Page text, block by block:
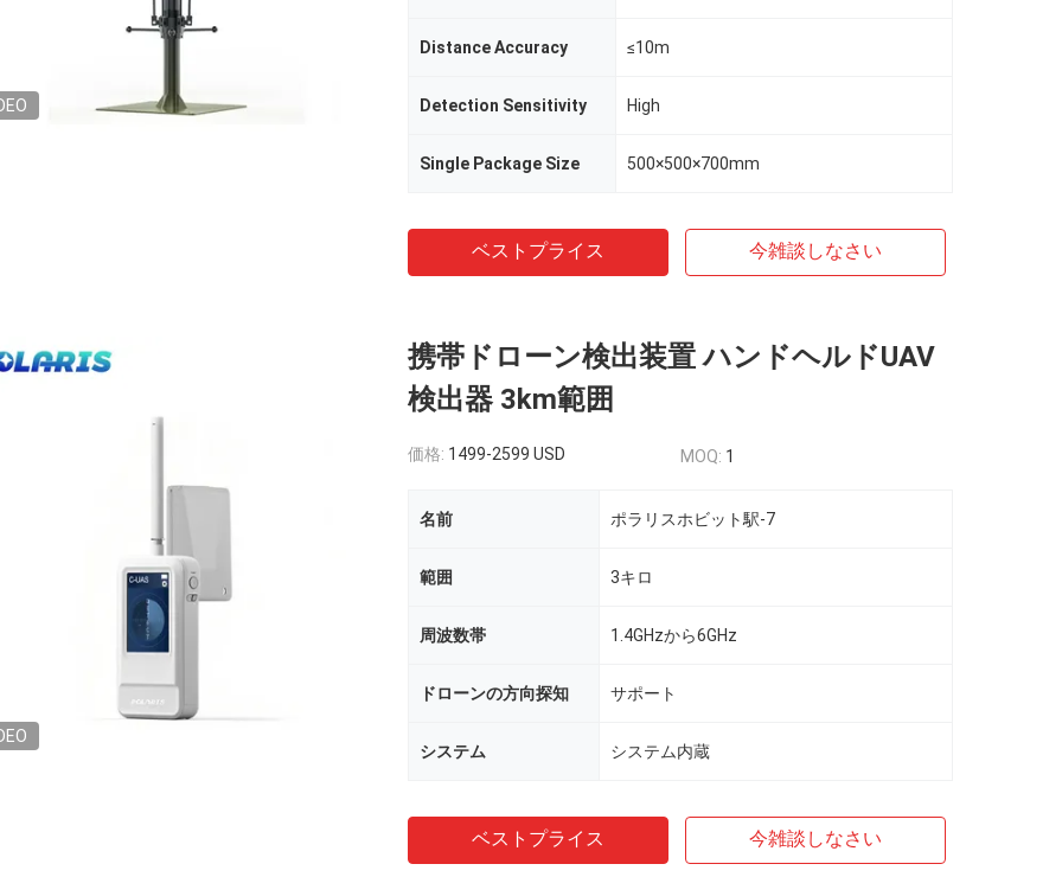
Distance Accuracy ≤10m
Detection Sensitivity High
Single Package Size 500×500×700mm
ベストプライス 今雑談しなさい
携帯ドローン検出装置 ハンドヘルドUAV
検出器 3km範囲
価格: 1499-2599 USD MOQ: 1
名前 ポラリスホビット駅-7
範囲 3キロ
周波数帯 1.4GHzから6GHz
ドローンの方向探知 サポート
システム システム内蔵
ベストプライス 今雑談しなさい